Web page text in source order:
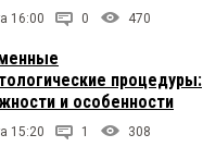
16:00 0 470
процедуры:
и особенности
15:20 1 308